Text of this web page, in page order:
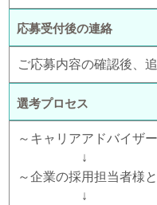
応募受付後の連絡
ご応募内容の確認後、
選考プロセス
～キャリアアドバイザ
↓
～企業の採用担当者様
↓